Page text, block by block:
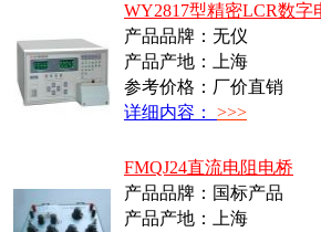
WY2817型精密LCR数字
产品品牌：无仪
产品产地：上海
参考价格：厂价直销
详细内容： >>>
FMQJ24直流电阻电桥
产品品牌：国标产品
产品产地：上海